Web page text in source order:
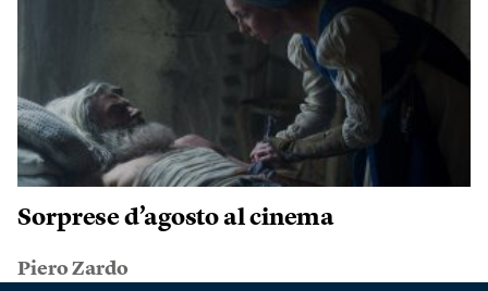
Sorprese d’agosto al cinema
Piero Zardo